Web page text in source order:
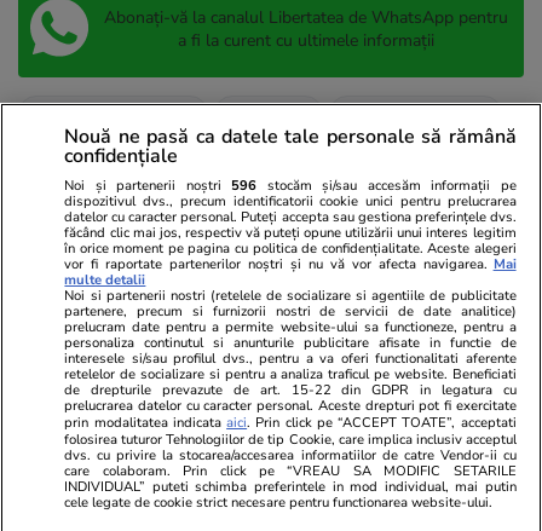
Abonați-vă la canalul Libertatea de WhatsApp pentru
a fi la curent cu ultimele informații
Nouă ne pasă ca datele tale personale să rămână
confidențiale
Noi și partenerii noștri 596 stocăm și/sau accesăm informații pe
dispozitivul dvs., precum identificatorii cookie unici pentru prelucrarea
datelor cu caracter personal. Puteți accepta sau gestiona preferințele dvs.
făcând clic mai jos, respectiv vă puteți opune utilizării unui interes legitim
în orice moment pe pagina cu politica de confidențialitate. Aceste alegeri
vor fi raportate partenerilor noștri și nu vă vor afecta navigarea. Mai
multe detalii
Noi si partenerii nostri (retelele de socializare si agentiile de publicitate
partenere, precum si furnizorii nostri de servicii de date analitice)
prelucram date pentru a permite website-ului sa functioneze, pentru a
personaliza continutul si anunturile publicitare afisate in functie de
interesele si/sau profilul dvs., pentru a va oferi functionalitati aferente
retelelor de socializare si pentru a analiza traficul pe website. Beneficiati
de drepturile prevazute de art. 15-22 din GDPR in legatura cu
prelucrarea datelor cu caracter personal. Aceste drepturi pot fi exercitate
prin modalitatea indicataaici. Prin click pe “ACCEPT TOATE”, acceptati
folosirea tuturor Tehnologiilor de tip Cookie, care implica inclusiv acceptul
dvs. cu privire la stocarea/accesarea informatiilor de catre Vendor-ii cu
care colaboram. Prin click pe “VREAU SA MODIFIC SETARILE
INDIVIDUAL” puteti schimba preferintele in mod individual, mai putin
cele legate de cookie strict necesare pentru functionarea website-ului.